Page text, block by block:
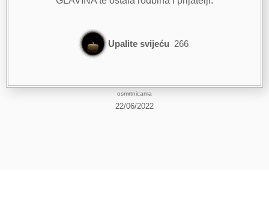
Upalite svijeću 266
osmrtnicama
22/06/2022